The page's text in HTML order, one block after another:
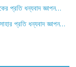
প্রতি ধন্যবাদ জ্ঞাপন…
প্রতি ধন্যবাদ জ্ঞাপন…